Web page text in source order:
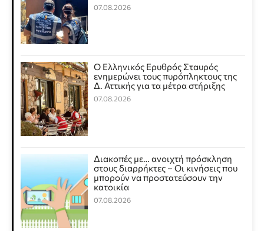
07.08.2026
Ο Ελληνικός Ερυθρός Σταυρός
ενημερώνει τους πυρόπληκτους της
Δ. Αττικής για τα μέτρα στήριξης
07.08.2026
Διακοπές με… ανοιχτή πρόσκληση
στους διαρρήκτες – Οι κινήσεις που
μπορούν να προστατεύσουν την
κατοικία
07.08.2026